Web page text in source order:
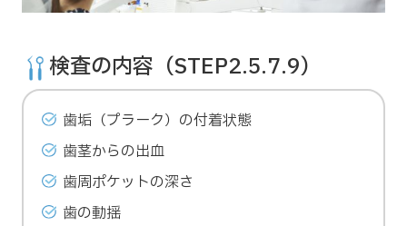
検査の内容（STEP2.5.7.9）
歯垢（プラーク）の付着状態
歯茎からの出血
歯周ポケットの深さ
歯の動揺